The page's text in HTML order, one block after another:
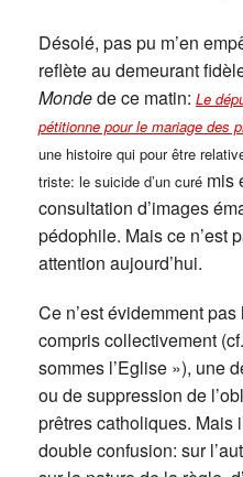
Désolé, pas pu m’en
reflète au demeurant
Mondede ce matin: Le
pétitionne pour le mariage des
une histoire qui pour être
triste: le suicide d’un curé mis
consultation d’images
pédophile. Mais ce n’est
attention aujourd’hui.
Ce n’est évidemment
compris collectivement
sommes l’Eglise »), une
ou de suppression de
prêtres catholiques. Mais
double confusion: sur